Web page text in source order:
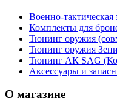
Военно-
Комплекты для
Тюнинг оружия
Тюнинг оружия
Тюнинг АК SAG
Аксессуары и
О магазине